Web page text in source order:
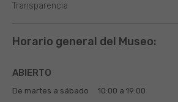
Transparencia
Horario general del Museo:
ABIERTO
De martes a sábado 10:00 a 19:00